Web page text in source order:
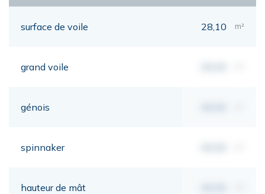
surface de voile 28,10 m²
grand voile
génois
spinnaker
hauteur de mât